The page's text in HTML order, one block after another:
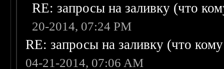
RE: запросы на заливку (что
20-2014, 07:24 PM
RE: запросы на заливку (что
04-21-2014, 07:06 AM